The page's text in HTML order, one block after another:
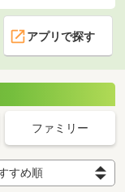
アプリで探す
ファミリー